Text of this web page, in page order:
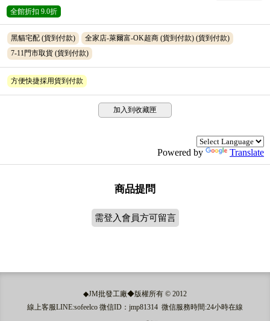
全館折扣 9.0折
黑貓宅配 (貨到付款) 全家店-萊爾富-OK超商 (貨到付款) (貨到付款)
7-11門市取貨 (貨到付款)
方便快捷採用貨到付款
加入到收藏匣
Powered by Translate
商品提問
需登入會員方可留言
◆JM批發工廠◆版權所有 © 2012
線上客服LINE:sofeelco 微信ID：jmp81314 微信服務時間:24小時在線